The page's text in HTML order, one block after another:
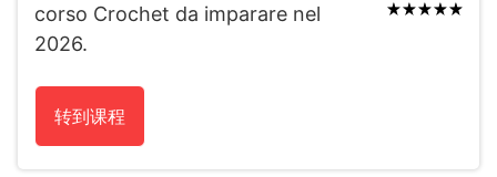
corso Crochet da imparare nel
2026.
转到课程